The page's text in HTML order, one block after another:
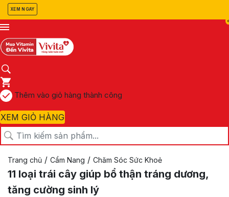
XEM NGAY
0
Thêm vào giỏ hàng thành công
XEM GIỎ HÀNG
Trang chủ / Cẩm Nang / Chăm Sóc Sức Khoẻ
11 loại trái cây giúp bổ thận tráng dương,
tăng cường sinh lý